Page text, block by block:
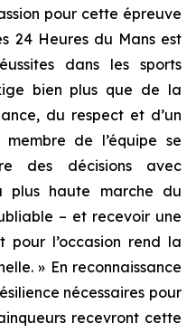
pour cette épreuve
24 Heures du Mans est
dans les sports
bien plus que de la
du respect et d’un
de l’équipe se
des décisions avec
plus haute marche du
– et recevoir une
pour l’occasion rend la
» En reconnaissance
nécessaires pour
recevront cette